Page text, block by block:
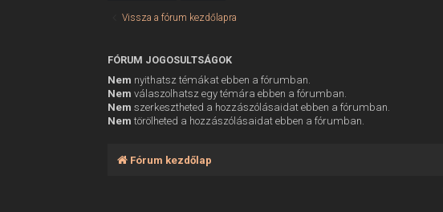
Vissza a fórum kezdőlapra
FÓRUM JOGOSULTSÁGOK
Nem nyithatsz témákat ebben a fórumban.
Nem válaszolhatsz egy témára ebben a fórumban.
Nem szerkesztheted a hozzászólásaidat ebben a fórumban.
Nem törölheted a hozzászólásaidat ebben a fórumban.
Fórum kezdőlap